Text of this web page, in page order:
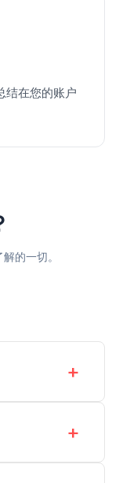
结在您的账户
的一切。
结构化视觉层